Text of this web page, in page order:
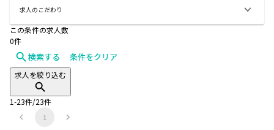
求人のこだわり
この条件の求人数
0件
検索する 条件をクリア
求人を絞り込む
1-23件/23件
1